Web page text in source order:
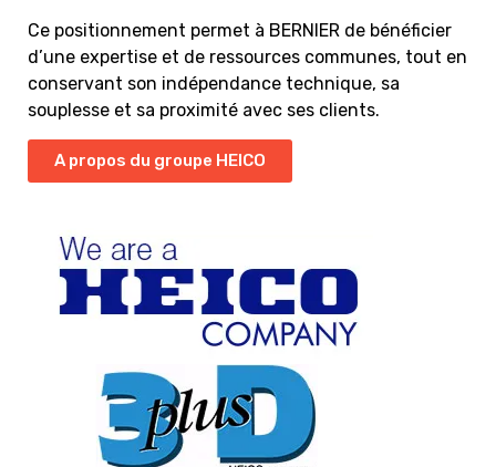
Ce positionnement permet à BERNIER de bénéficier
d’une expertise et de ressources communes, tout en
conservant son indépendance technique, sa
souplesse et sa proximité avec ses clients.
A propos du groupe HEICO